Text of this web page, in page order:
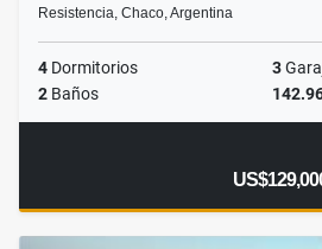
Resistencia, Chaco, Argentina
4 Dormitorios 3
2 Baños